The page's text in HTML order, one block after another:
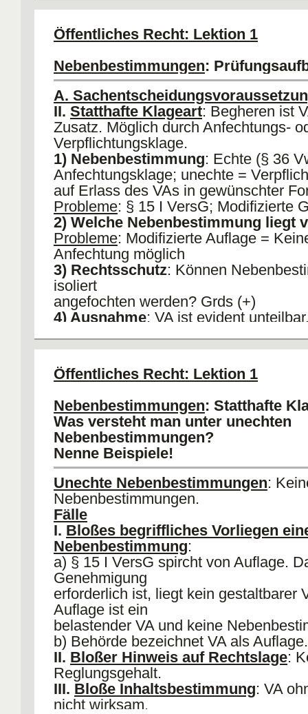
Formelle Bestandskraft: Es können
Rechtsbehelfe mehr eingelegt werden
(Rechtsmittel verfristet; Verzicht auf
Alle Rechtsmittel erfolglos
Materielle Bestandskraft: Tritt mit
des VAs ein (je nach Gebiet:
Tatbestands- und
Beachte: Bestandskraft durch
oder Aufhebung durchbrechbar.
Öffentliches Recht: Lektion 1
Nebenbestimmungen:
A.
II. Statthafte Klageart: Begheren ist
Zusatz. Möglich durch Anfechtungs-
Verpflichtungsklage.
1) Nebenbestimmung: Echte (§ 36
Anfechtungsklage; unechte =
auf Erlass des VAs in gewünschter
Probleme: § 15 I VersG; Modifizierte
2) Welche Nebenbestimmung liegt
Probleme: Modifizierte Auflage =
Anfechtung möglich
3) Rechtsschutz: Können
isoliert
angefochten werden? Grds (+)
4) Ausnahme: VA ist evident
B. Begründetheit: Klage begründet,
VA ohne
Nebenbestimmung rechtmäßig und
Nebenbestimmung rechtwidrig ist.
I.Materielle Teilbarkeit des VAs: VA
II.RWK Nebenbestimmung: RGL/
RMK/ materielle RMK
Probleme: Gebundene oder
Ermessensentscheidung
Öffentliches Recht: Lektion 1
Nebenbestimmungen: Statthafte
Was versteht man unter unechten
Nebenbestimmungen?
Nenne Beispiele!
Unechte Nebenbestimmungen:
Nebenbestimmungen.
Fälle
I. Bloßes begriffliches Vorliegen
Nebenbestimmung:
a) § 15 I VersG spircht von Auflage.
Genehmigung
erforderlich ist, liegt kein gestaltbarer
Auflage ist ein
belastender VA und keine
b) Behörde bezeichnet VA als Auflage.
II. Bloßer Hinweis auf Rechtslage:
Reglungsgehalt.
III. Bloße Inhaltsbestimmung: VA
nicht wirksam.